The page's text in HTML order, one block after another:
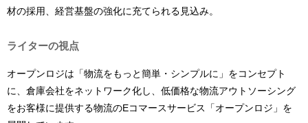
材の採用、経営基盤の強化に充てられる見込み。
ライターの視点
オープンロジは「物流をもっと簡単・シンプルに」をコンセプト
に、倉庫会社をネットワーク化し、低価格な物流アウトソーシング
をお客様に提供する物流のEコマースサービス「オープンロジ」を